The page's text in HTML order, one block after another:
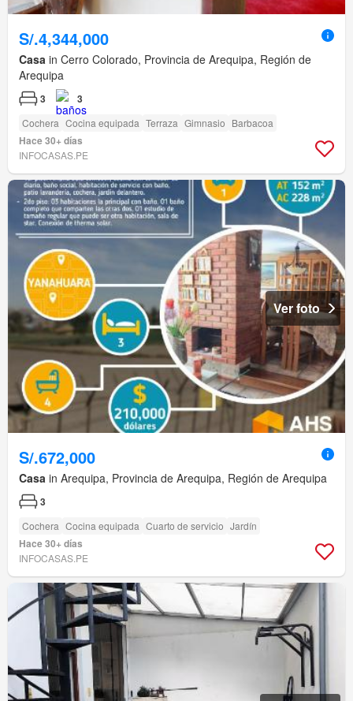
S/.4,344,000
Casa in Cerro Colorado, Provincia de Arequipa, Región de
Arequipa
3 3
Cochera Cocina equipada Terraza Gimnasio Barbacoa
Hace 30+ días
INFOCASAS.PE
Ver foto
S/.672,000
Casa in Arequipa, Provincia de Arequipa, Región de Arequipa
3
Cochera Cocina equipada Cuarto de servicio Jardín
Hace 30+ días
INFOCASAS.PE